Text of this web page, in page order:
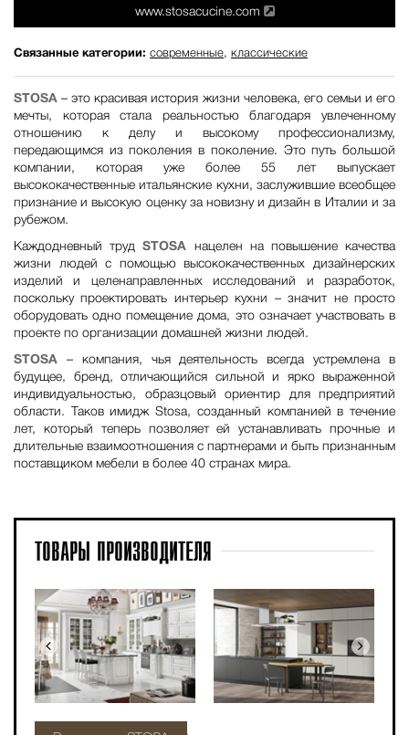
www.stosacucine.com
Связанные категории: современные, классические
STOSA – это красивая история жизни человека, его семьи и его
мечты, которая стала реальностью благодаря увлеченному
отношению к делу и высокому профессионализму,
передающимся из поколения в поколение. Это путь большой
компании, которая уже более 55 лет выпускает
высококачественные итальянские кухни, заслужившие всеобщее
признание и высокую оценку за новизну и дизайн в Италии и за
рубежом.
Каждодневный трудSTOSA нацелен на повышение качества
жизни людей с помощью высококачественных дизайнерских
изделий и целенаправленных исследований и разработок,
поскольку проектировать интерьер кухни – значит не просто
оборудовать одно помещение дома, это означает участвовать в
проекте по организации домашней жизни людей.
STOSA – компания, чья деятельность всегда устремлена в
будущее, бренд, отличающийся сильной и ярко выраженной
индивидуальностью, образцовый ориентир для предприятий
области. Таков имидж Stosa, созданный компанией в течение
лет, который теперь позволяет ей устанавливать прочные и
длительные взаимоотношения с партнерами и быть признанным
поставщиком мебели в более 40 странах мира.
ТОВАРЫ ПРОИЗВОДИТЕЛЯ